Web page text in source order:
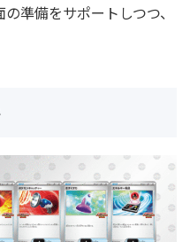
準備をサポートしつつ、